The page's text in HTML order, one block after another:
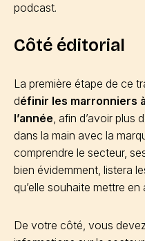
podcast.
Côté éditorial
La première étape de ce
définir les marronniers
l’année, afin d’avoir plus
dans la main avec la
comprendre le secteur,
bien évidemment, listera
qu’elle souhaite mettre en
De votre côté, vous